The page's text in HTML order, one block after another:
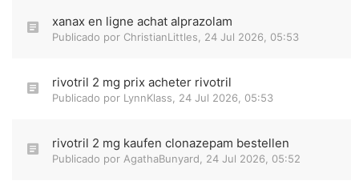
xanax en ligne achat alprazolam
Publicado por ChristianLittles 24 Jul 2026, 05:53
rivotril 2 mg prix acheter rivotril
Publicado por LynnKlass 24 Jul 2026, 05:53
rivotril 2 mg kaufen clonazepam bestellen
Publicado por AgathaBunyard 24 Jul 2026, 05:52